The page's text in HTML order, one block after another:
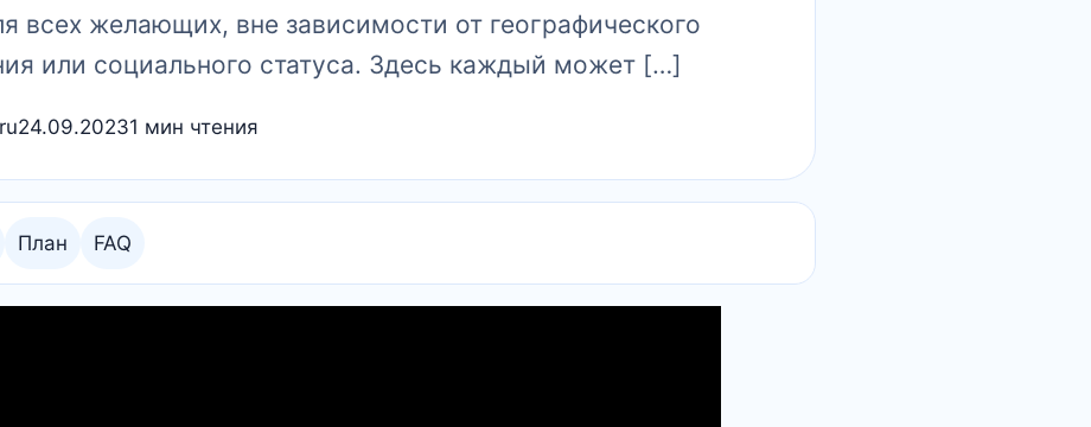
всех желающих, вне зависимости от географического
или социального статуса.​ Здесь каждый может […]
24.09.20231 мин чтения
План FAQ